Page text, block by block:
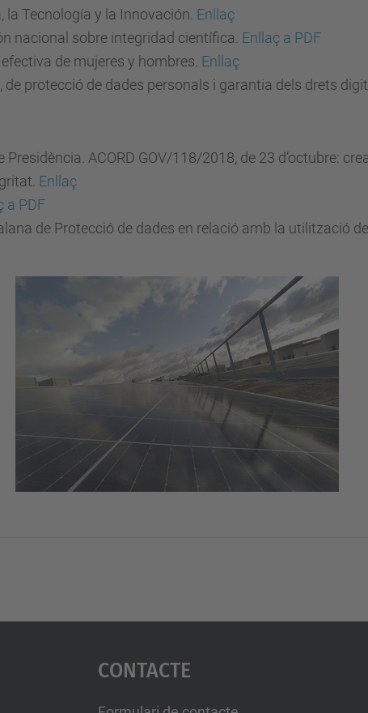
la Tecnología y la Innovación. Enllaç
nacional sobre integridad científica. Enllaç a PDF
de mujeres y hombres. Enllaç
protecció de dades personals i garantia dels drets
ACORD GOV/118/2018, de 23 d’octubre:
Enllaç
a PDF
de Protecció de dades en relació amb la utilització
Contacte